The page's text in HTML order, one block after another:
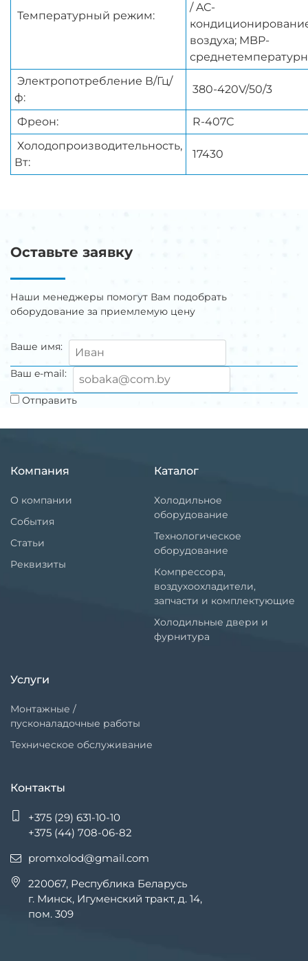
Температурный режим:
/ AC-
воздуха; MBP-
Электропотребление В/Гц/
ф:
380-420V/50/3
Фреон:
R-407С
Холодопроизводительность,
Вт:
17430
Оставьте заявку
Наши менеджеры помогут Вам подобрать
оборудование за приемлемую цену
Ваше имя:
Ваш e-mail:
Отправить
Компания
О компании
События
Статьи
Реквизиты
Каталог
Холодильное
оборудование
Технологическое
оборудование
Компрессора,
воздухоохладители,
запчасти и комплектующие
Холодильные двери и
фурнитура
Услуги
Монтажные /
пусконаладочные работы
Техническое обслуживание
Контакты
+375 (29) 631-10-10
+375 (44) 708-06-82
promxolod@gmail.com
220067, Республика Беларусь
г. Минск, Игуменский тракт, д. 14,
пом. 309